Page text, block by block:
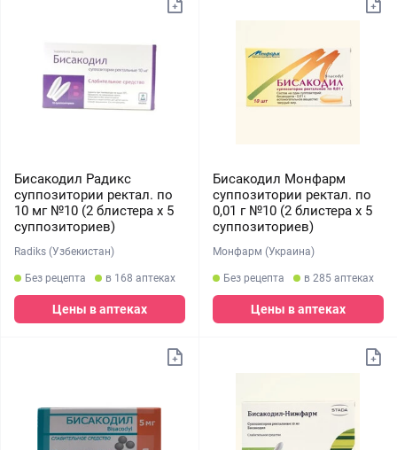
Бисакодил Радикс
суппозитории ректал. по
10 мг №10 (2 блистера х 5
суппозиториев)
Radiks (Узбекистан)
Без рецепта в 168 аптеках
Цены в аптеках
Бисакодил Монфарм
суппозитории ректал. по
0,01 г №10 (2 блистера х 5
суппозиториев)
Монфарм (Украина)
Без рецепта в 285 аптеках
Цены в аптеках